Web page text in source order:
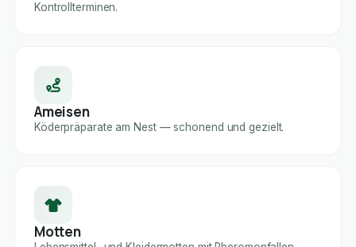
Kontrollterminen.
Ameisen
Köderpräparate am Nest — schonend und gezielt.
Motten